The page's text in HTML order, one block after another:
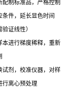
配制标准品，严格控制
条件，延长显色时间
验证线性）
本进行梯度稀释，重新
试剂，校准仪器，对样
行离心预处理